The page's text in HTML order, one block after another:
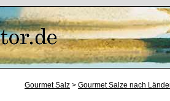
Gourmet Salz > Gourmet Salze nach